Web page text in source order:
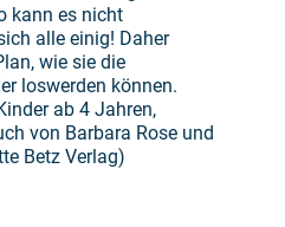
kann es nicht
alle einig! Daher
wie sie die
loswerden können.
ab 4 Jahren,
von Barbara Rose und
Betz Verlag)